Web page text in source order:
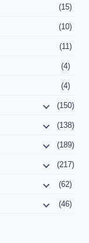
(15)
(10)
(11)
(4)
(4)
(150)
(138)
(189)
(217)
(62)
(46)